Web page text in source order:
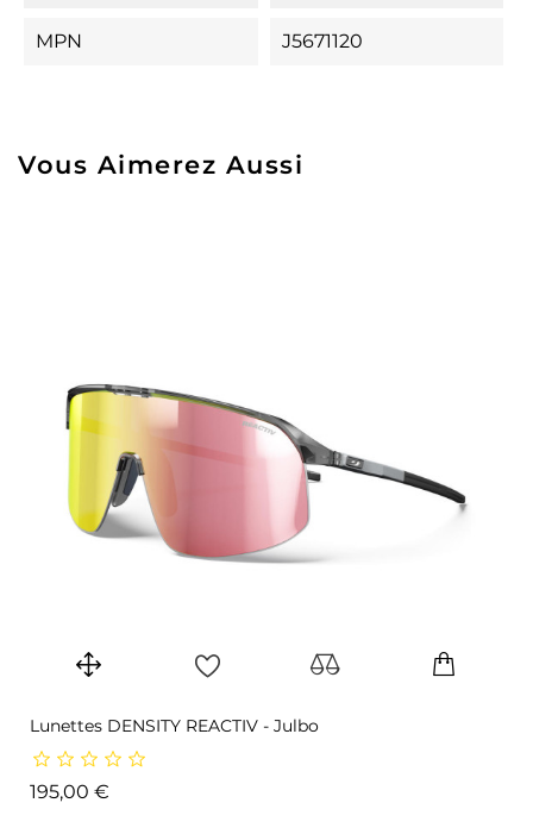
MPN J5671120
Vous Aimerez Aussi
Lunettes DENSITY REACTIV - Julbo
195,00 €